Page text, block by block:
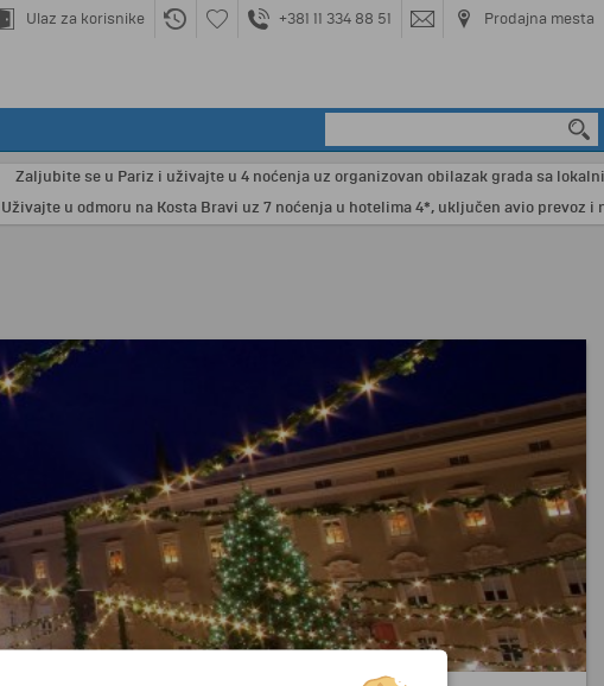
Ulaz za korisnike +381 11 334 88 51 Prodajna mesta
se u Pariz i uživajte u 4 noćenja uz organizovan obilazak grada sa lokalnim
u odmoru na Kosta Bravi uz 7 noćenja u hotelima 4*, uključen avio prevoz i